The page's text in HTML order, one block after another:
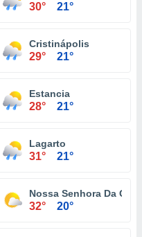
30° 21°
Cristinápolis
29° 21°
Estancia
28° 21°
Lagarto
31° 21°
Nossa Senhora Da
32° 20°